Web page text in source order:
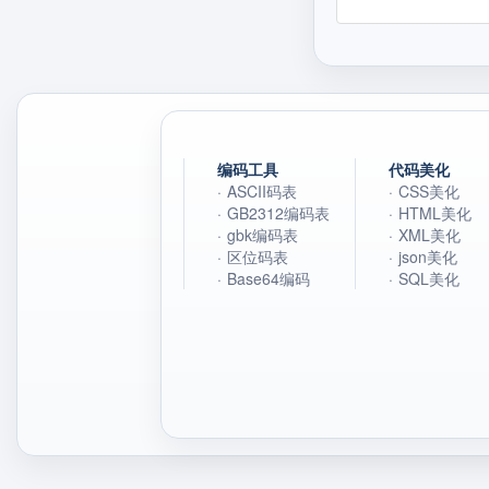
编码工具
· ASCII码表
· GB2312编码表
· gbk编码表
· 区位码表
· Base64编码
代码美化
· CSS美化
· HTML美化
· XML美化
· json美化
· SQL美化